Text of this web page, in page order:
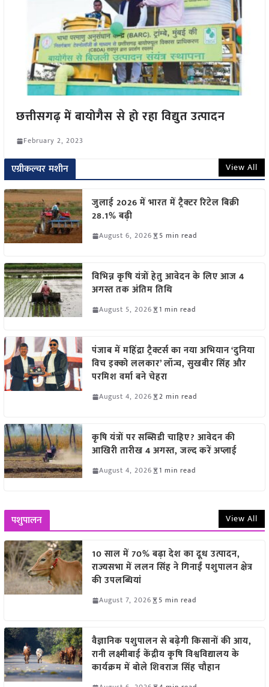
छत्तीसगढ़ में बायोगैस से हो रहा विद्युत उत्पादन
February 2, 2023
एग्रीकल्चर मशीन View All
जुलाई 2026 में भारत में ट्रैक्टर रिटेल बिक्री
28.1% बढ़ी
August 6, 2026 5 min read
विभिन्न कृषि यंत्रों हेतु आवेदन के लिए आज 4
अगस्त तक अंतिम तिथि
August 5, 2026 1 min read
पंजाब में महिंद्रा ट्रैक्टर्स का नया अभियान ‘दुनिया
विच इक्को ललकार’ लॉन्च, सुखबीर सिंह और
परमिश वर्मा बने चेहरा
August 4, 2026 2 min read
कृषि यंत्रों पर सब्सिडी चाहिए? आवेदन की
आखिरी तारीख 4 अगस्त, जल्द करें अप्लाई
August 4, 2026 1 min read
पशुपालन View All
10 साल में 70% बढ़ा देश का दूध उत्पादन,
राज्यसभा में ललन सिंह ने गिनाईं पशुपालन क्षेत्र
की उपलब्धियां
August 7, 2026 5 min read
वैज्ञानिक पशुपालन से बढ़ेगी किसानों की आय,
रानी लक्ष्मीबाई केंद्रीय कृषि विश्वविद्यालय के
कार्यक्रम में बोले शिवराज सिंह चौहान